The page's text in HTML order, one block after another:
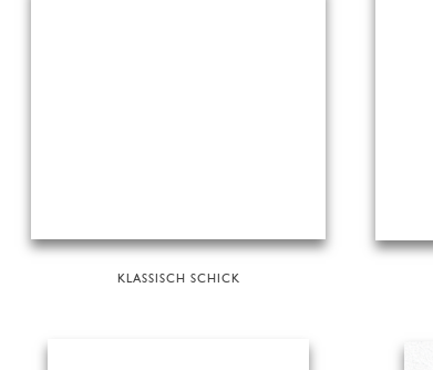
KLASSISCH SCHICK